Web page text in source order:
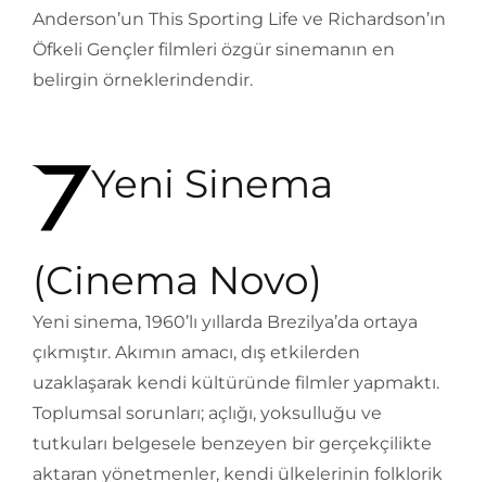
Anderson’un This Sporting Life ve Richardson’ın
Öfkeli Gençler filmleri özgür sinemanın en
belirgin örneklerindendir.
Yeni Sinema
(Cinema Novo)
Yeni sinema, 1960’lı yıllarda Brezilya’da ortaya
çıkmıştır. Akımın amacı, dış etkilerden
uzaklaşarak kendi kültüründe filmler yapmaktı.
Toplumsal sorunları; açlığı, yoksulluğu ve
tutkuları belgesele benzeyen bir gerçekçilikte
aktaran yönetmenler, kendi ülkelerinin folklorik